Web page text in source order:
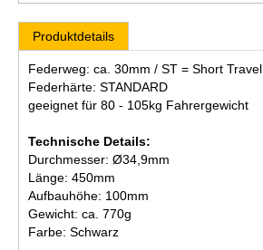
Produktdetails
Federweg: ca. 30mm / ST = Short Travel
Federhärte: STANDARD
geeignet für 80 - 105kg Fahrergewicht
Technische Details:
Durchmesser: Ø34,9mm
Länge: 450mm
Aufbauhöhe: 100mm
Gewicht: ca. 770g
Farbe: Schwarz